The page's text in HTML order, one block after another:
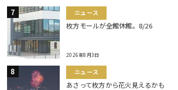
ニュース
枚方モールが全館休館。8/26
2026年8月3日
ニュース
あさって枚方から花火見えるかも